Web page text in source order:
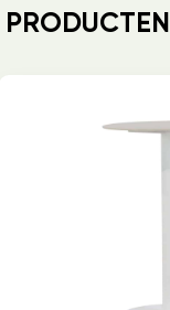
PRODUCTEN